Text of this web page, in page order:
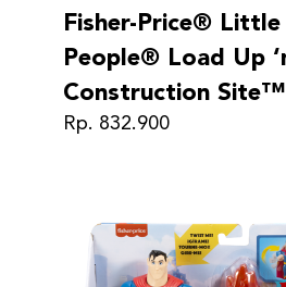
Fisher-Price® Little
People® Load Up
Construction Site™
Rp. 832.900